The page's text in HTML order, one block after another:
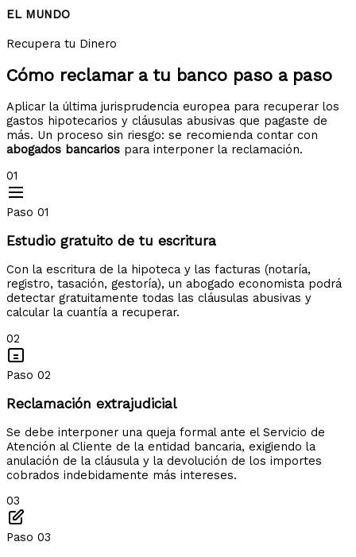
EL MUNDO
Recupera tu Dinero
Cómo reclamar a tu banco paso a paso
Aplicar la última jurisprudencia europea para recuperar los
gastos hipotecarios y cláusulas abusivas que pagaste de
más. Un proceso sin riesgo: se recomienda contar con
abogados bancarios para interponer la reclamación.
01
Paso 01
Estudio gratuito de tu escritura
Con la escritura de la hipoteca y las facturas (notaría,
registro, tasación, gestoría), un abogado economista podrá
detectar gratuitamente todas las cláusulas abusivas y
calcular la cuantía a recuperar.
02
Paso 02
Reclamación extrajudicial
Se debe interponer una queja formal ante el Servicio de
Atención al Cliente de la entidad bancaria, exigiendo la
anulación de la cláusula y la devolución de los importes
cobrados indebidamente más intereses.
03
Paso 03